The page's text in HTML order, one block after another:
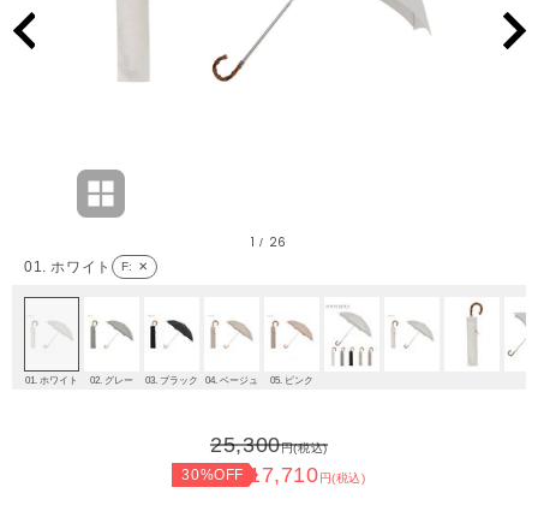
01. ホワイト F: ✕
1 / 26
01. ホワイト 02. グレー 03. ブラック 04. ベージュ 05. ピンク
25,300円(税込)
30%OFF 17,710円(税込)